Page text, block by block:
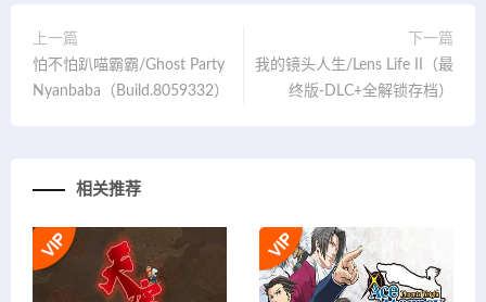
上一篇
怕不怕趴喵霸霸/Ghost Party
Nyanbaba（Build.8059332）
下一篇
我的镜头人生/Lens Life II（最
终版-DLC+全解锁存档）
相关推荐